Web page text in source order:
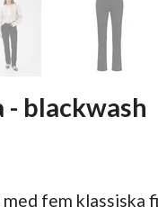
- blackwash
fem klassiska